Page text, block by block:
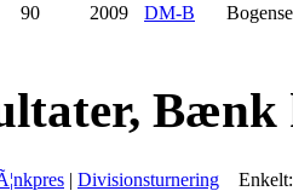
90 2009 DM-B Bogense
Bænk
| Divisionsturnering
Enkelt: